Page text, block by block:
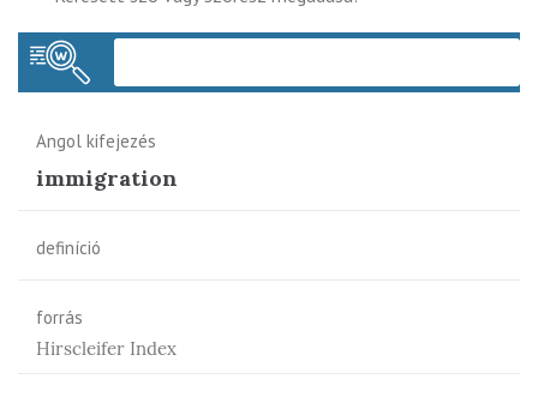
Angol kifejezés
immigration
definíció
forrás
Hirscleifer Index